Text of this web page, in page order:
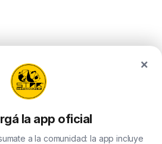
×
la app oficial
a la comunidad: la app incluye